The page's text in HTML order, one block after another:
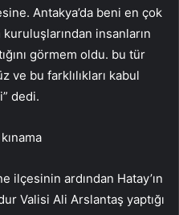
Antakya’da beni en çok
insanların
görmem oldu. bu tür
bu farklılıkları kabul
dedi.
ilçesinin ardından Hatay’ın
Valisi Ali Arslantaş yaptığı